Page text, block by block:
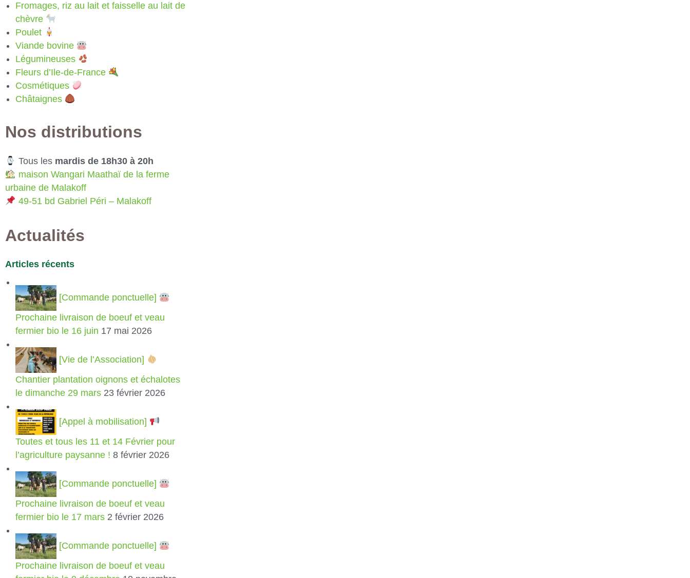
Fromages, riz au lait et faisselle au lait de
chèvre
Poulet
Viande bovine
Légumineuses
Fleurs d’Ile-de-France
Cosmétiques
Châtaignes
Nos distributions
Tous lesmardis de 18h30 à 20h
maison Wangari Maathaï de la ferme
urbaine de Malakoff
49-51 bd Gabriel Péri – Malakoff
Actualités
Articles récents
[Commande ponctuelle]
Prochaine livraison de boeuf et veau
fermier bio le 16 juin 17 mai 2026
[Vie de l’Association]
Chantier plantation oignons et échalotes
le dimanche 29 mars 23 février 2026
[Appel à mobilisation]
Toutes et tous les 11 et 14 Février pour
l’agriculture paysanne ! 8 février 2026
[Commande ponctuelle]
Prochaine livraison de boeuf et veau
fermier bio le 17 mars 2 février 2026
[Commande ponctuelle]
Prochaine livraison de boeuf et veau